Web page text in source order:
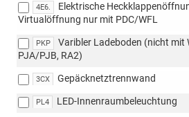
4E6.
Elektrische
Virtualöffnung nur mit PDC/WFL
PKP
Varibler Ladeboden (nicht mit
PJA/PJB, RA2)
3CX Gepäcknetztrennwand
PL4 LED-Innenraumbeleuchtung